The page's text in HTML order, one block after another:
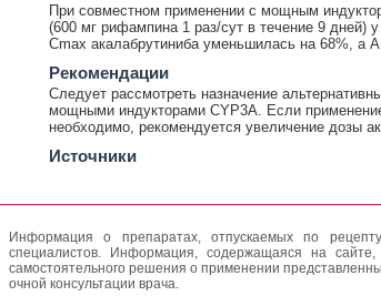
При совместном применении с мощным
(600 мг рифампина 1 раз/сут в течение 9 дней)
Cmax акалабрутиниба уменьшилась на 68%, а
Рекомендации
Следует рассмотреть назначение
мощными индукторами CYP3A. Если
необходимо, рекомендуется увеличение дозы
Источники
Информация о препаратах, отпускаемых по
специалистов. Информация, содержащаяся на
самостоятельного решения о применении
очной консультации врача.